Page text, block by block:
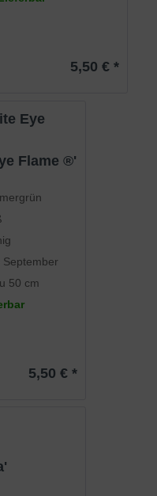
5,50 € *
Flame ®'
September
50 cm
5,50 € *